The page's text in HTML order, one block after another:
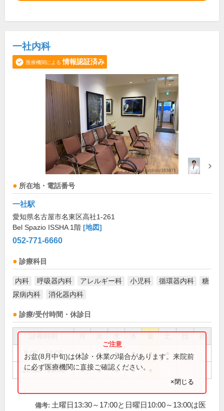
一社内科
医療機関による 情報認証済み
所在地・電話番号
一社駅
愛知県名古屋市名東区高社1-261
Bel Spazio ISSHA 1階 [地図]
052-771-6660
診療科目
内科 呼吸器内科 アレルギー科 小児科 循環器内科
糖
尿病内科
消化器内科
診療/受付時間・休診日
祝
9:00～13:00 ● ● ● ● ●
16:00～19:00 ● ● ● ●
お盆(8月中旬)は休診・休業の場合があります。来院前
に必ず医療機関に直接ご確認ください。
×閉じる
備考: 土曜日13:30～17:00と日曜日10:00～13:00は医